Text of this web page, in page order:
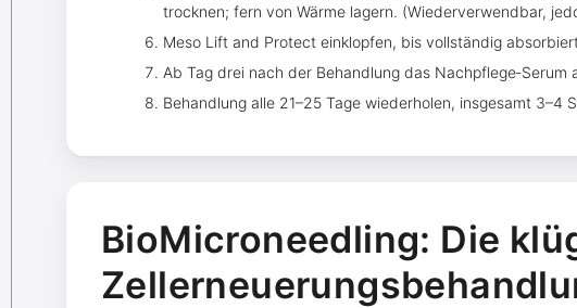
trocknen; fern von Wärme lagern. (Wiederverwendbar,
Meso Lift and Protect einklopfen, bis vollständig
Ab Tag drei nach der Behandlung das Nachpflege‑Serum
Behandlung alle 21–25 Tage wiederholen, insgesamt 3–4
BioMicroneedling: Die